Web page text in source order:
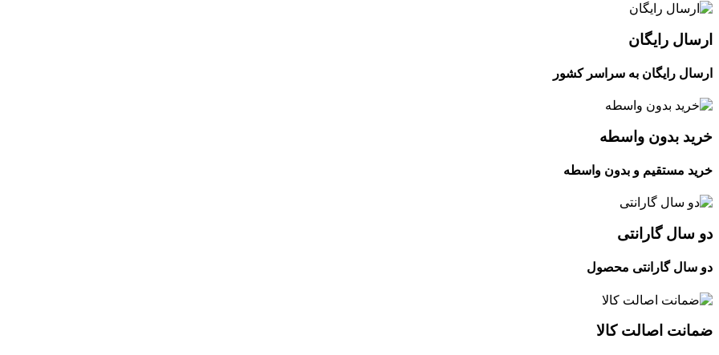
ارسال رایگان
ارسال رایگان به سراسر کشور
خرید بدون واسطه
خرید مستقیم و بدون واسطه
دو سال گارانتی
دو سال گارانتی محصول
ضمانت اصالت کالا